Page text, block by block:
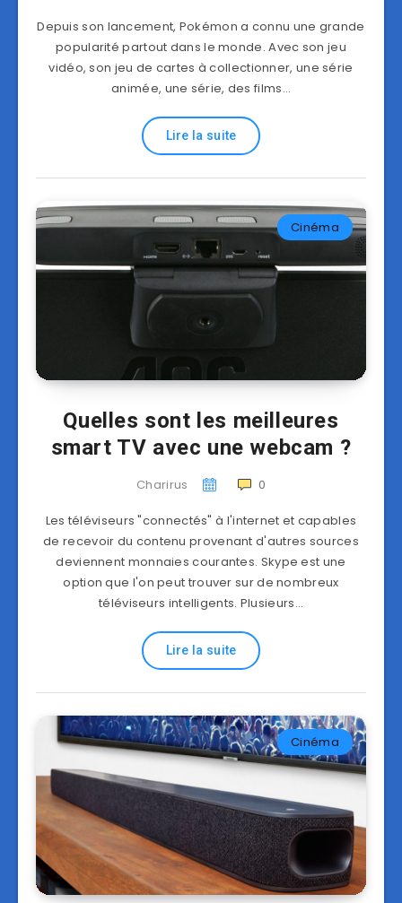
Depuis son lancement, Pokémon a connu une grande
popularité partout dans le monde. Avec son jeu
vidéo, son jeu de cartes à collectionner, une série
animée, une série, des films…
Lire la suite
Cinéma
Quelles sont les meilleures
smart TV avec une webcam ?
Charirus 0
Les téléviseurs "connectés" à l'internet et capables
de recevoir du contenu provenant d'autres sources
deviennent monnaies courantes. Skype est une
option que l'on peut trouver sur de nombreux
téléviseurs intelligents. Plusieurs…
Lire la suite
Cinéma